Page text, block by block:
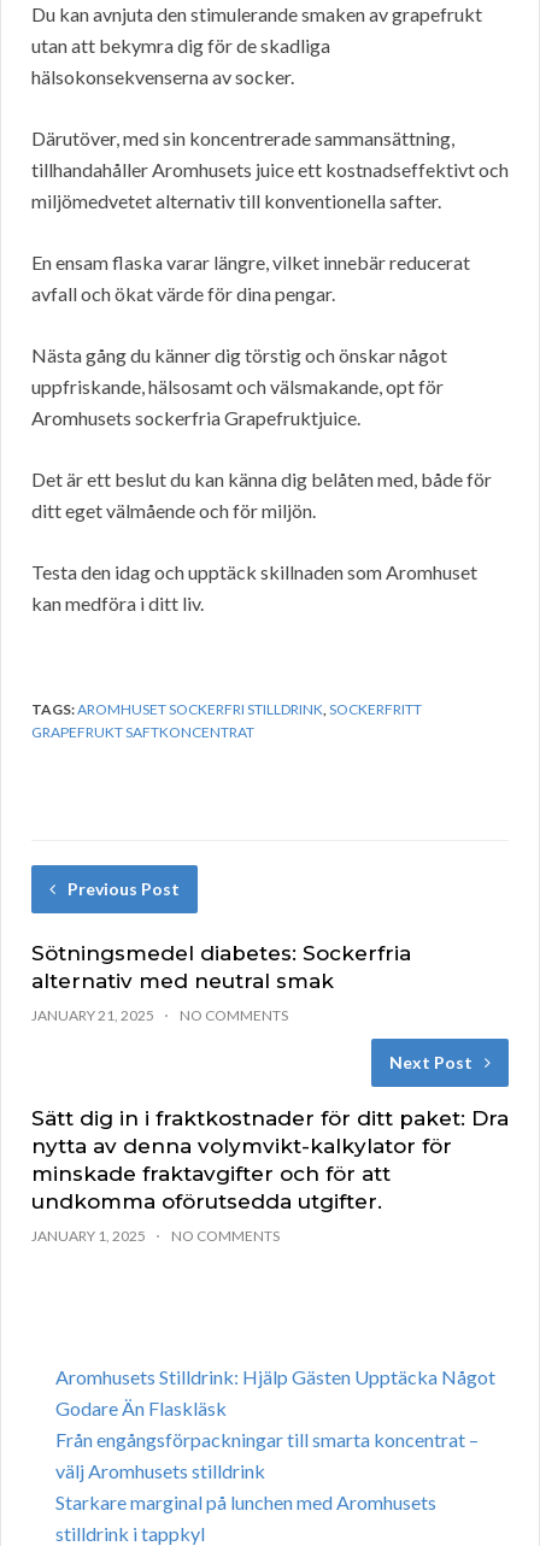
Du kan avnjuta den stimulerande smaken av grapefrukt
utan att bekymra dig för de skadliga
hälsokonsekvenserna av socker.
Därutöver, med sin koncentrerade sammansättning,
tillhandahåller Aromhusets juice ett kostnadseffektivt och
miljömedvetet alternativ till konventionella safter.
En ensam flaska varar längre, vilket innebär reducerat
avfall och ökat värde för dina pengar.
Nästa gång du känner dig törstig och önskar något
uppfriskande, hälsosamt och välsmakande, opt för
Aromhusets sockerfria Grapefruktjuice.
Det är ett beslut du kan känna dig belåten med, både för
ditt eget välmående och för miljön.
Testa den idag och upptäck skillnaden som Aromhuset
kan medföra i ditt liv.
TAGS:AROMHUSET SOCKERFRI STILLDRINK SOCKERFRITT
GRAPEFRUKT SAFTKONCENTRAT
Previous Post
Sötningsmedel diabetes: Sockerfria
alternativ med neutral smak
JANUARY 21, 2025 NO COMMENTS
Next Post
Sätt dig in i fraktkostnader för ditt paket: Dra
nytta av denna volymvikt-kalkylator för
minskade fraktavgifter och för att
undkomma oförutsedda utgifter.
JANUARY 1, 2025 NO COMMENTS
Aromhusets Stilldrink: Hjälp Gästen Upptäcka Något
Godare Än Flaskläsk
Från engångsförpackningar till smarta koncentrat –
välj Aromhusets stilldrink
Starkare marginal på lunchen med Aromhusets
stilldrink i tappkyl